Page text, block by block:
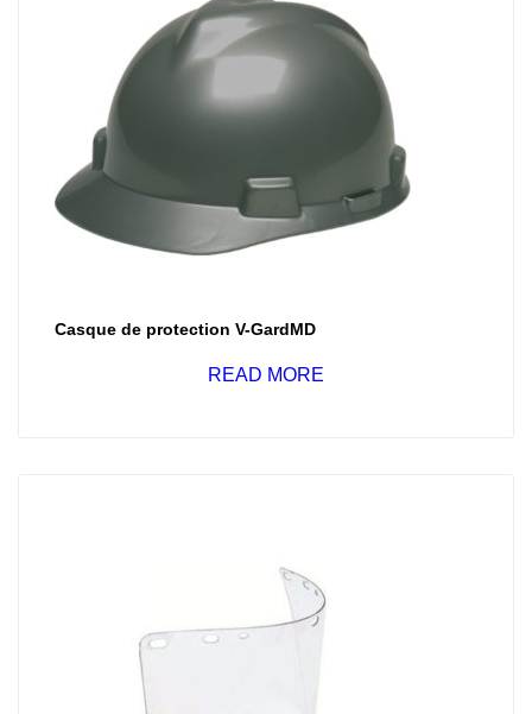
Casque de protection V-GardMD
READ MORE